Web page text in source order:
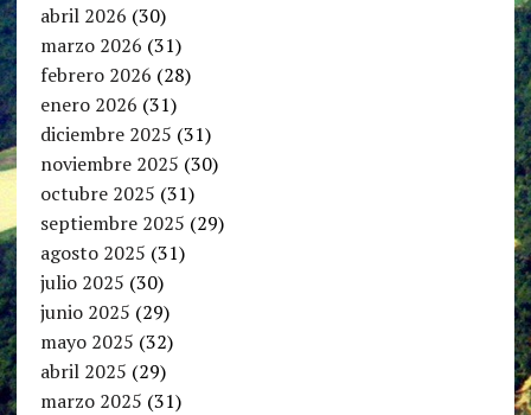
abril 2026 (30)
marzo 2026 (31)
febrero 2026 (28)
enero 2026 (31)
diciembre 2025 (31)
noviembre 2025 (30)
octubre 2025 (31)
septiembre 2025 (29)
agosto 2025 (31)
julio 2025 (30)
junio 2025 (29)
mayo 2025 (32)
abril 2025 (29)
marzo 2025 (31)